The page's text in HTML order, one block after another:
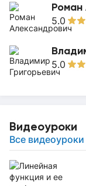
Роман
5.0
5.0
Видеоуроки
Все видеоуроки